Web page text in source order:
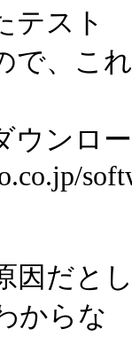
テスト
で、こ
ウンロ
因だと
からな